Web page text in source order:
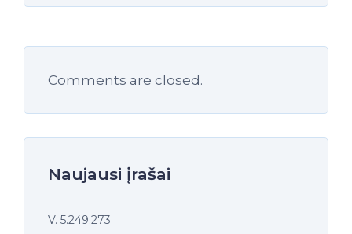
Comments are closed.
Naujausi įrašai
V. 5.249.273